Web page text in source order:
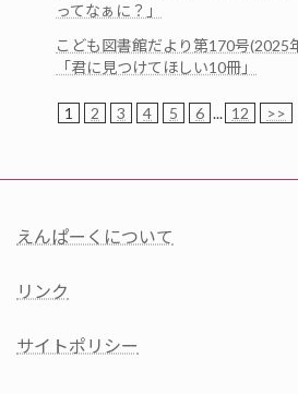
ってなぁに？」
こども図書館だより第170号(2025
「君に見つけてほしい10冊」
1 2 3 4 5 6 ... 12 >>
えんぱーくについて
リンク
サイトポリシー